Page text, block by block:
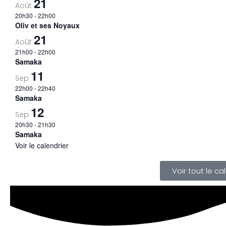
Août
20h30 -22h00
Oliv et ses Noyaux
Août 21
21h00 -22h00
Samaka
Sep 11
22h00 -22h40
Samaka
Sep 12
20h30 -21h30
Samaka
Voir le calendrier
Voir tout le